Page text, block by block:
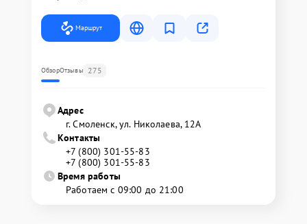
Маршрут
ОбзорОтзывы 275
Адрес
г. Смоленск, ул. Николаева, 12А
Контакты
+7 (800) 301-55-83
+7 (800) 301-55-83
Время работы
Работаем с 09:00 до 21:00